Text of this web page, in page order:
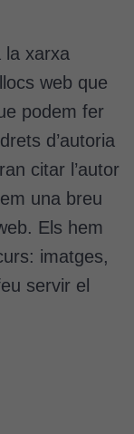
la xarxa
web que
podem fer
d’autoria
citar l’autor
una breu
Els hem
imatges,
servir el